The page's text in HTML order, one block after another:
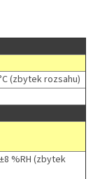
(zbytek rozsahu)
%RH (zbytek